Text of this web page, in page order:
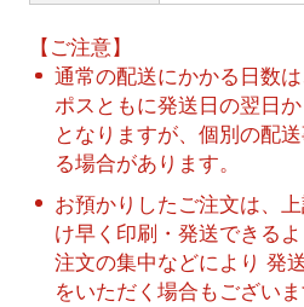
【ご注意】
通常の配送にかかる日数
ポスともに発送日の翌日
となりますが、個別の配
る場合があります。
お預かりしたご注文は、
け早く印刷・発送できる
注文の集中などにより 発
をいただく場合もござい